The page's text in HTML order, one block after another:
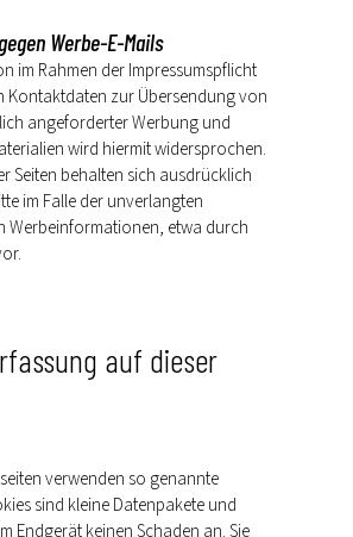
Werbe-E-Mails
im Rahmen der Impressumspflicht
Kontaktdaten zur Übersendung von
angeforderter Werbung und
wird hiermit widersprochen.
Seiten behalten sich ausdrücklich
im Falle der unverlangten
Werbeinformationen, etwa durch
auf dieser
verwenden so genannte
sind kleine Datenpakete und
Endgerät keinen Schaden an. Sie